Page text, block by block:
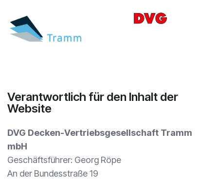
Verantwortlich für den Inhalt der
Website
DVG Decken-Vertriebsgesellschaft Tramm
mbH
Geschäftsführer: Georg Röpe
An der Bundesstraße 19